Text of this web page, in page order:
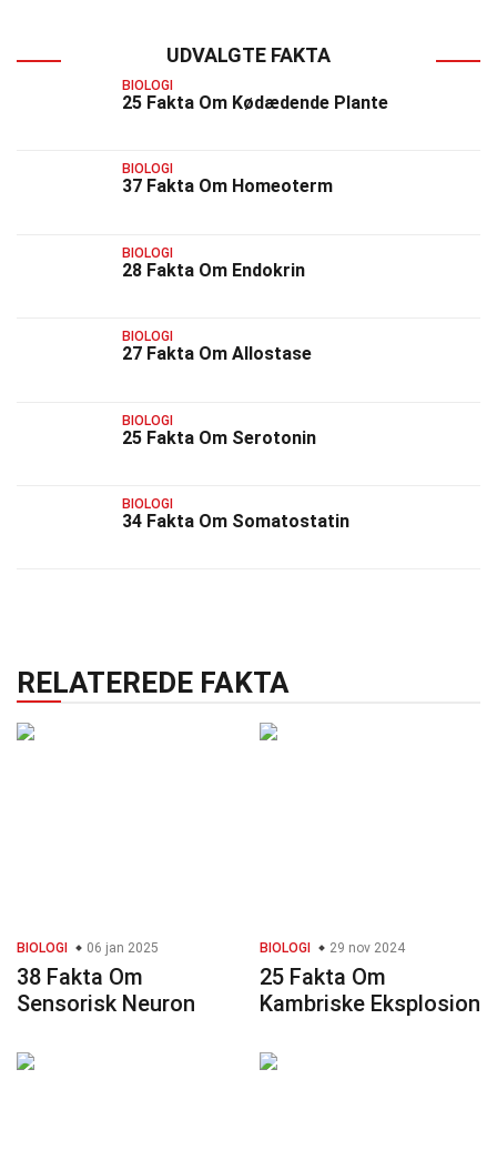
UDVALGTE FAKTA
BIOLOGI
25 Fakta Om Kødædende Plante
BIOLOGI
37 Fakta Om Homeoterm
BIOLOGI
28 Fakta Om Endokrin
BIOLOGI
27 Fakta Om Allostase
BIOLOGI
25 Fakta Om Serotonin
BIOLOGI
34 Fakta Om Somatostatin
RELATEREDE FAKTA
BIOLOGI 06 jan 2025
38 Fakta Om
Sensorisk Neuron
BIOLOGI 29 nov 2024
25 Fakta Om
Kambriske Eksplosion